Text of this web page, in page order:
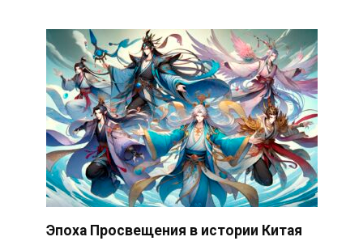
Эпоха Просвещения в истории Китая